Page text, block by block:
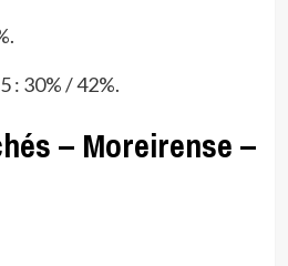
: 30% / 42%.
– Moreirense –